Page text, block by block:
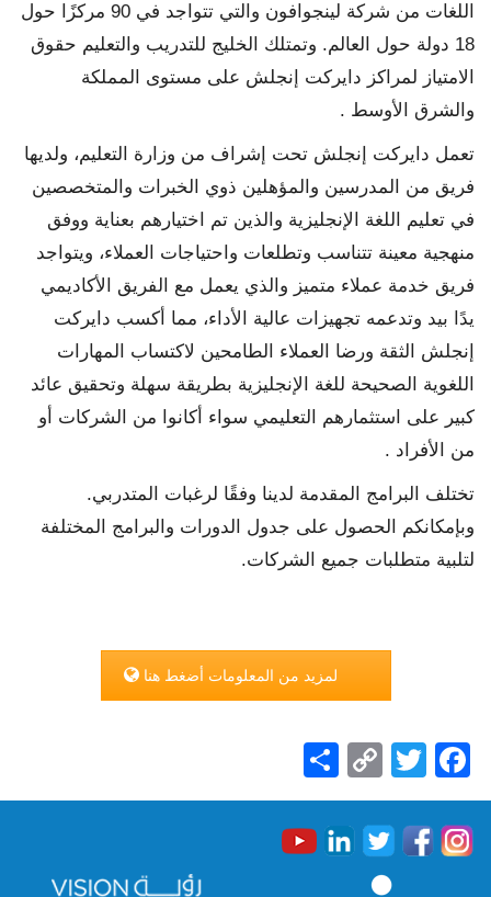
اللغات من شركة لينجوافون والتي تتواجد في 90 مركزًا حول
18 دولة حول العالم. وتمتلك الخليج للتدريب والتعليم حقوق
الامتياز لمراكز دايركت إنجلش على مستوى المملكة
والشرق الأوسط .
تعمل دايركت إنجلش تحت إشراف من وزارة التعليم، ولديها
فريق من المدرسين والمؤهلين ذوي الخبرات والمتخصصين
في تعليم اللغة الإنجليزية والذين تم اختيارهم بعناية ووفق
منهجية معينة تتناسب وتطلعات واحتياجات العملاء، ويتواجد
فريق خدمة عملاء متميز والذي يعمل مع الفريق الأكاديمي
يدًا بيد وتدعمه تجهيزات عالية الأداء، مما أكسب دايركت
إنجلش الثقة ورضا العملاء الطامحين لاكتساب المهارات
اللغوية الصحيحة للغة الإنجليزية بطريقة سهلة وتحقيق عائد
كبير على استثمارهم التعليمي سواء أكانوا من الشركات أو
من الأفراد .
تختلف البرامج المقدمة لدينا وفقًا لرغبات المتدربي.
وبإمكانكم الحصول على جدول الدورات والبرامج المختلفة
لتلبية متطلبات جميع الشركات.
لمزيد من المعلومات أضغط هنا
Facebook
Twitter
Copy
Link